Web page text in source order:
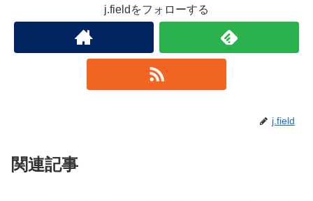
j.fieldをフォローする
j.field
関連記事